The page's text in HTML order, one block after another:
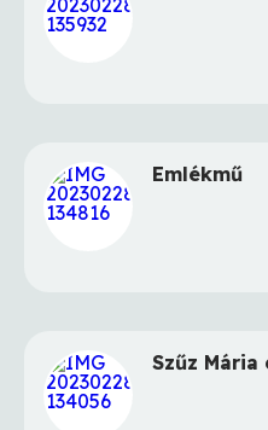
Emlékmű
Szűz Mária